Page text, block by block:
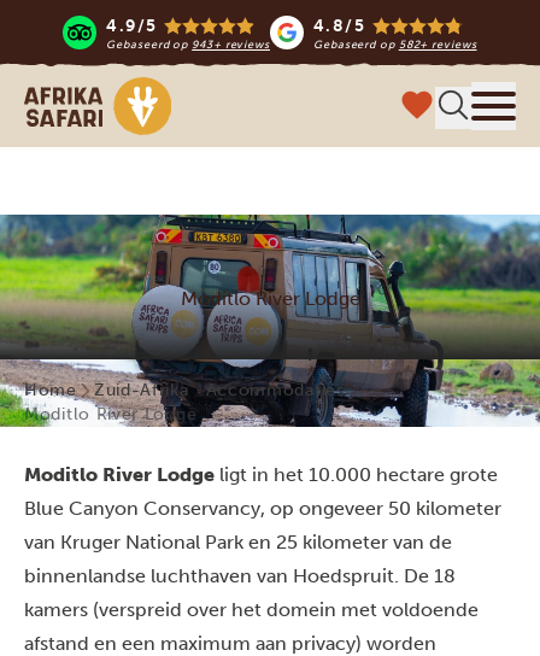
4.9/5
Gebaseerd op 943+ reviews
4.8/5
Gebaseerd op 582+ reviews
Afrika safari
Moditlo River Lodge
Home Zuid-Afrika
Accommodaties
Moditlo River Lodge
Moditlo River Lodge ligt in het 10.000 hectare grote
Blue Canyon Conservancy, op ongeveer 50 kilometer
van Kruger National Park en 25 kilometer van de
binnenlandse luchthaven van Hoedspruit. De 18
kamers (verspreid over het domein met voldoende
afstand en een maximum aan privacy) worden